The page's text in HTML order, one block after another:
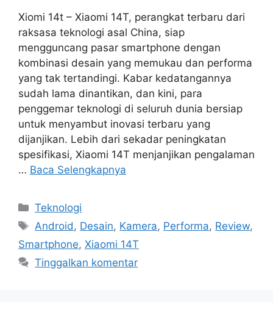
Xiomi 14t – Xiaomi 14T, perangkat terbaru dari
raksasa teknologi asal China, siap
mengguncang pasar smartphone dengan
kombinasi desain yang memukau dan performa
yang tak tertandingi. Kabar kedatangannya
sudah lama dinantikan, dan kini, para
penggemar teknologi di seluruh dunia bersiap
untuk menyambut inovasi terbaru yang
dijanjikan. Lebih dari sekadar peningkatan
spesifikasi, Xiaomi 14T menjanjikan pengalaman
… Baca Selengkapnya
Kategori
Teknologi
Tag
Android, Desain, Kamera, Performa, Review,
Smartphone, Xiaomi 14T
Tinggalkan komentar